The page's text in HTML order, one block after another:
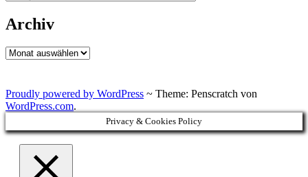
Archiv
Archiv
Proudly powered by WordPress ~ Theme: Penscratch von
WordPress.com.
Privacy & Cookies Policy